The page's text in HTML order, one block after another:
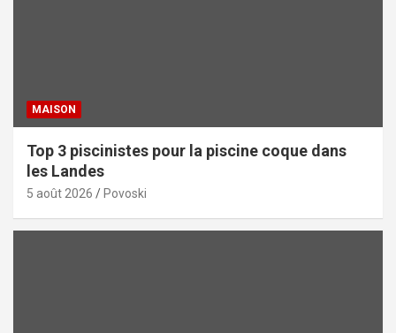
MAISON
Top 3 piscinistes pour la piscine coque dans
les Landes
5 août 2026 Povoski